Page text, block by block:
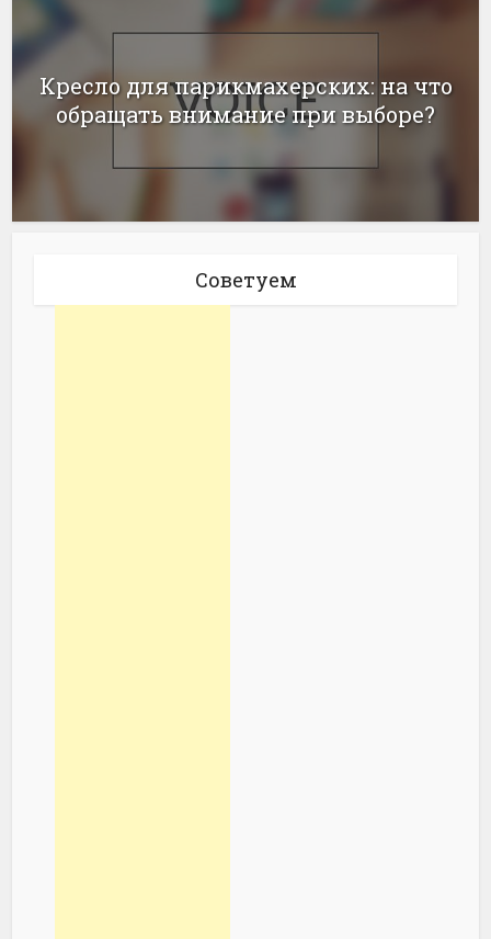
Кресло для парикмахерских: на что
обращать внимание при выборе?
Советуем